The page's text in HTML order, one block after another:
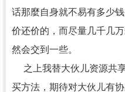
话那麼自身就不易有多少
价还价的，而尽量几千几
然会交到一些。
之上我替大伙儿资源共
买方法，期待对大伙儿有协